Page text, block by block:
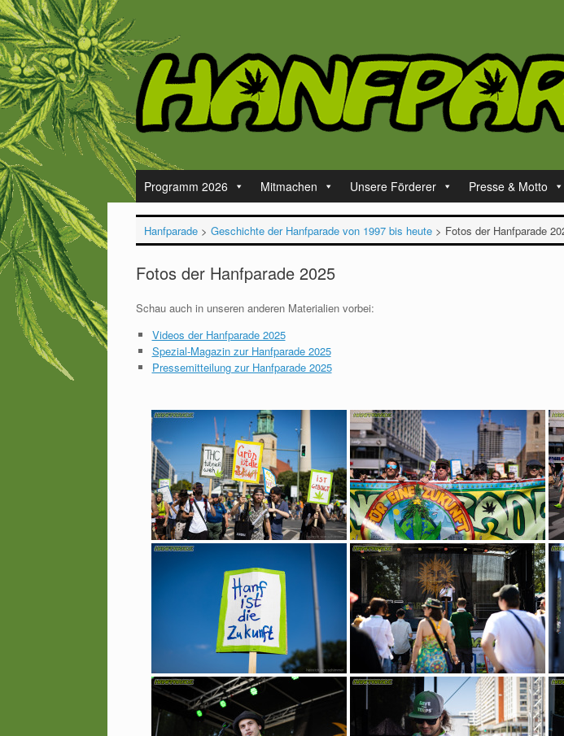
Zum
Inhalt
springen
Programm 2026 Mitmachen Unsere Förderer Presse & Motto
Hanfparade> Geschichte der Hanfparade von 1997 bis heute> Fotos der Hanfparade
Fotos der Hanfparade 2025
Schau auch in unseren anderen Materialien vorbei:
Videos der Hanfparade 2025
Spezial-Magazin zur Hanfparade 2025
Pressemitteilung zur Hanfparade 2025